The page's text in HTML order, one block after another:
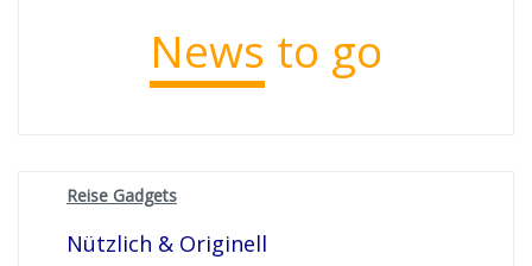
News to go
Reise Gadgets
Nützlich & Originell